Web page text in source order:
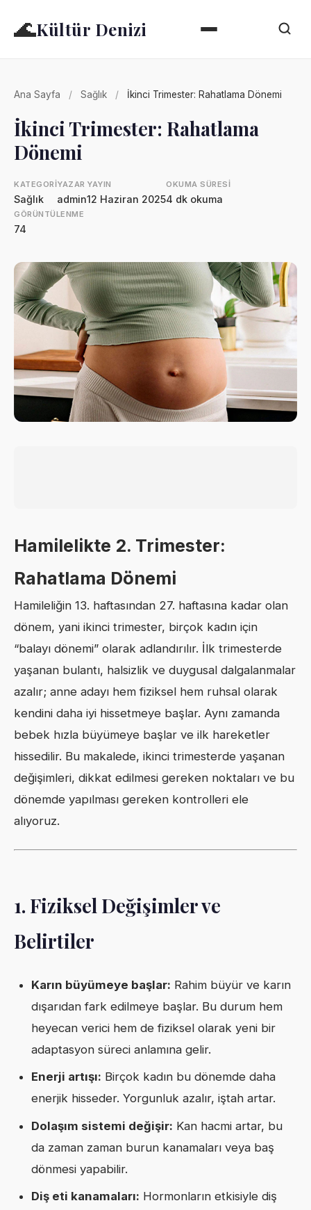
🌊Kültür Denizi
Ana Sayfa / Sağlık / İkinci Trimester: Rahatlama Dönemi
İkinci Trimester: Rahatlama
Dönemi
KATEGORI
Sağlık
YAZAR
admin
YAYIN
12 Haziran 2025
OKUMA SÜRESI
4 dk okuma
GÖRÜNTÜLENME
74
Hamilelikte 2. Trimester:
Rahatlama Dönemi
Hamileliğin 13. haftasından 27. haftasına kadar olan
dönem, yani ikinci trimester, birçok kadın için
“balayı dönemi” olarak adlandırılır. İlk trimesterde
yaşanan bulantı, halsizlik ve duygusal dalgalanmalar
azalır; anne adayı hem fiziksel hem ruhsal olarak
kendini daha iyi hissetmeye başlar. Aynı zamanda
bebek hızla büyümeye başlar ve ilk hareketler
hissedilir. Bu makalede, ikinci trimesterde yaşanan
değişimleri, dikkat edilmesi gereken noktaları ve bu
dönemde yapılması gereken kontrolleri ele
alıyoruz.
1. Fiziksel Değişimler ve
Belirtiler
Karın büyümeye başlar: Rahim büyür ve karın
dışarıdan fark edilmeye başlar. Bu durum hem
heyecan verici hem de fiziksel olarak yeni bir
adaptasyon süreci anlamına gelir.
Enerji artışı: Birçok kadın bu dönemde daha
enerjik hisseder. Yorgunluk azalır, iştah artar.
Dolaşım sistemi değişir: Kan hacmi artar, bu
da zaman zaman burun kanamaları veya baş
dönmesi yapabilir.
Diş eti kanamaları: Hormonların etkisiyle diş